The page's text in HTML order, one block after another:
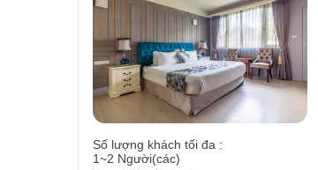
Số lượng khách tối đa :
1~2 Người(các)